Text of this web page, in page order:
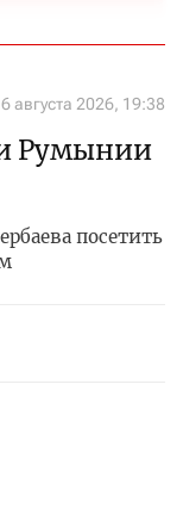
6 августа 2026, 19:38
Румынии
посетить